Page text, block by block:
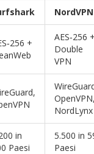
NordVPN
+
AES‑256
Double
VPN
NordLynx
in
Paesi
5.500 in
Paesi